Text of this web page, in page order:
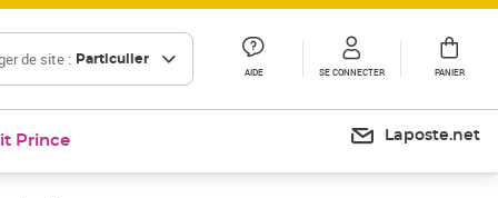
de site : Particulier
AIDE SE CONNECTER PANIER
Prince Laposte.net